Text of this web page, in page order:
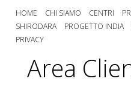
HOME CHI SIAMO CENTRI
SHIRODARA
PROGETTO INDIA
PRIVACY
Area